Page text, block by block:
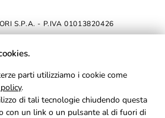
S.P.A. - P.IVA 01013820426
DI ACCESSIBILITÀ
AREA RISERVATA
PRIVACY
parti utilizziamo i cookie come
.
di tali tecnologie chiudendo questa
con un link o un pulsante al di fuori di